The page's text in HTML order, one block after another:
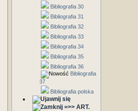
Bibliografia 30
Bibliografia 31
Bibliografia 32
Bibliografia 33
Bibliografia 34
Bibliografia 35
Bibliografia 36
Bibliografia
37
Bibliografia polska
=>> ART.